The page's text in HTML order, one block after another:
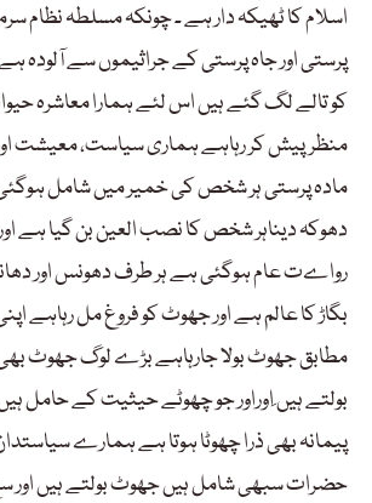
اسلام کا ٹھیکہ دار ہے ۔ چونکہ مسلطہ نظام
پرستی اور جاہ پرستی کے جراثیموں سے آلودہ
کو تالے لگ گئے ہیں اس لئے ہمارا معاشرہ
منظرپیش کر رہاہے ہماری سیاست، معیشت
مادہ پرستی ہر شخص کی خمیر میں شامل
دھوکہ دیناہر شخص کا نصب العین بن گیا ہے
رواےت عام ہوگئی ہے ہر طرف دھونس اور
بگاڑ کا عالم ہے اور جھوٹ کو فروغ مل رہاہے
مطابق جھوٹ بولا جارہاہے بڑے لوگ جھوٹ
بولتے ہیں ِاوراور جو چھوٹے حیثیت کے حامل
پیمانہ بھی ذرا چھوٹا ہوتا ہے ہمارے
حضرات سبھی شامل ہیں جھوٹ بولتے ہیں اور